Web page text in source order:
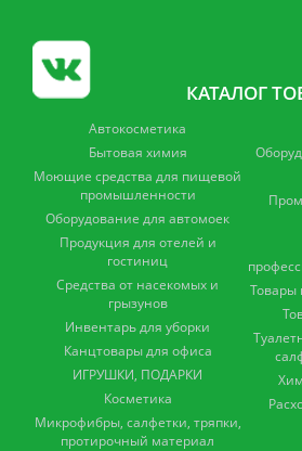
КАТАЛОГ
Автокосметика
Бытовая химия
Моющие средства для пищевой
промышленности
Оборудование для автомоек
Продукция для отелей и
гостиниц
Средства от насекомых и
грызунов
Инвентарь для уборки
Канцтовары для офиса
ИГРУШКИ, ПОДАРКИ
Косметика
Микрофибры, салфетки, тряпки,
протирочный материал
Товары